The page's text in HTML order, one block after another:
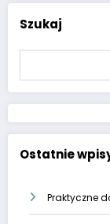
Szukaj
Ostatnie
Praktyczne